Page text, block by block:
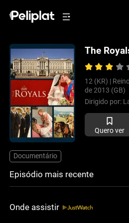
The
12 (KR) |
de 2013 (GB)
Dirigido por:
Quero ver
Documentário
Episódio mais recente
Onde assistir